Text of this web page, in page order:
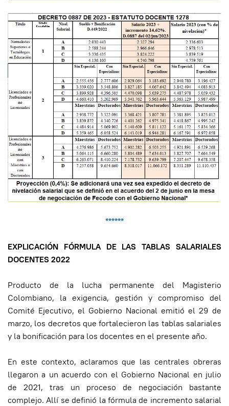
******
EXPLICACIÓN FÓRMULA DE LAS TABLAS SALARIALES
DOCENTES 2022
Producto de la lucha permanente del Magisterio
Colombiano, la exigencia, gestión y compromiso del
Comité Ejecutivo, el Gobierno Nacional emitió el 29 de
marzo, los decretos que fortalecieron las tablas salariales
y la bonificación para los docentes en el presente año.
En este contexto, aclaramos que las centrales obreras
llegaron a un acuerdo con el Gobierno Nacional en julio
de 2021, tras un proceso de negociación bastante
complejo. Allí se definió la fórmula de incremento salarial